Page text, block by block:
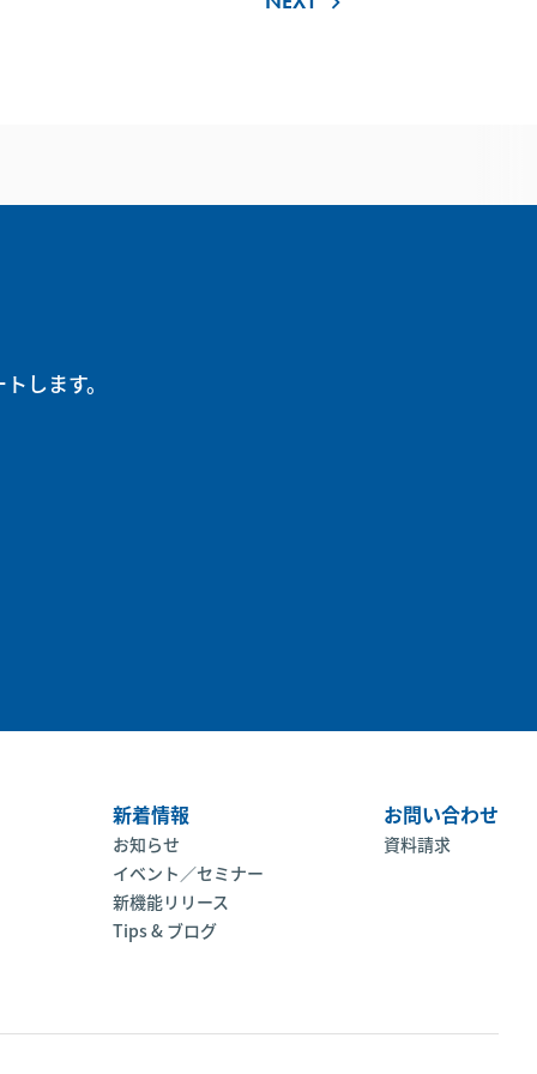
します。
新着情報
お知らせ
イベント／セミナー
新機能リリース
Tips & ブログ
お問い合わせ
資料請求